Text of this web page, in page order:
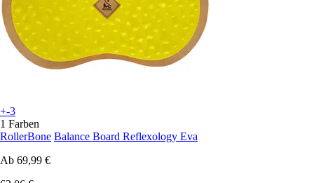
+-3
1 Farben
RollerBone Balance Board Reflexology Eva
Ab 69,99 €